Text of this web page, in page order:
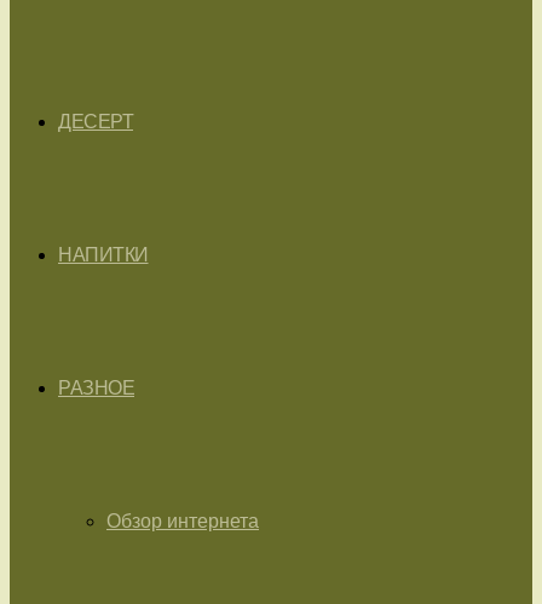
ДЕСЕРТ
НАПИТКИ
РАЗНОЕ
Обзор интернета